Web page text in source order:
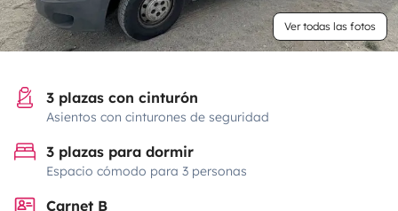
Ver todas las fotos
3 plazas con cinturón
Asientos con cinturones de seguridad
3 plazas para dormir
Espacio cómodo para 3 personas
Carnet B